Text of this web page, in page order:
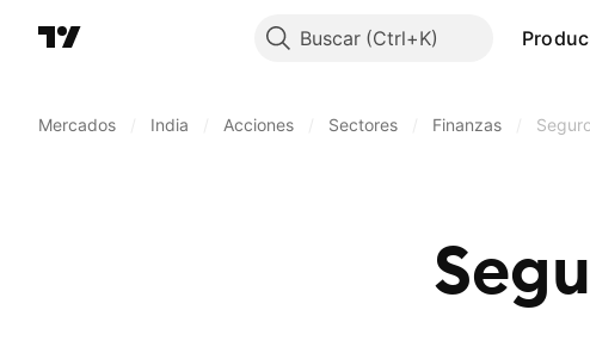
Buscar
Mercados India Acciones Sectores Finanzas